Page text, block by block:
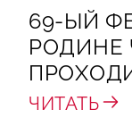
69-ЫЙ
РОДИНЕ
ЧИТАТЬ